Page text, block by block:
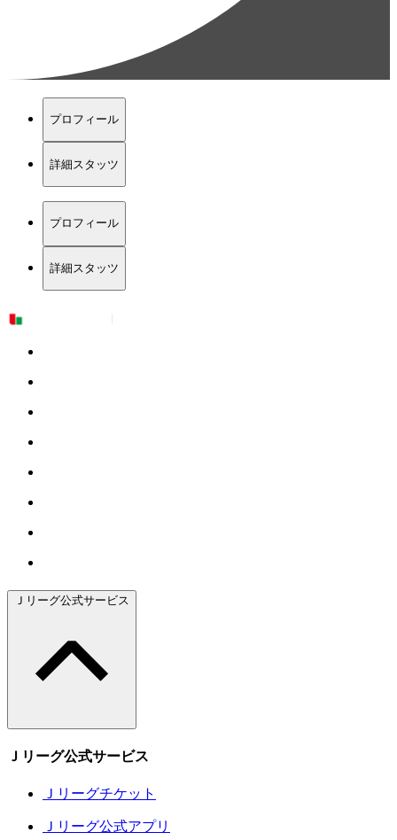
プロフィール
詳細スタッツ
プロフィール
詳細スタッツ
Ｊリーグ公式サービス
Ｊリーグ公式サービス
Ｊリーグチケット
Ｊリーグ公式アプリ